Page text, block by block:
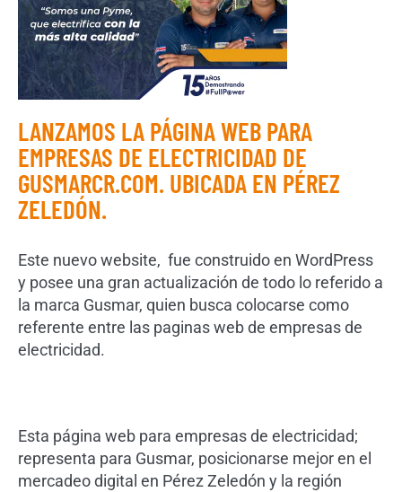
LANZAMOS LA PÁGINA WEB PARA
EMPRESAS DE ELECTRICIDAD DE
GUSMARCR.COM. UBICADA EN PÉREZ
ZELEDÓN.
Este nuevo website, fue construido en WordPress
y posee una gran actualización de todo lo referido a
la marca Gusmar, quien busca colocarse como
referente entre las paginas web de empresas de
electricidad.
Esta página web para empresas de electricidad;
representa para Gusmar, posicionarse mejor en el
mercadeo digital en Pérez Zeledón y la región